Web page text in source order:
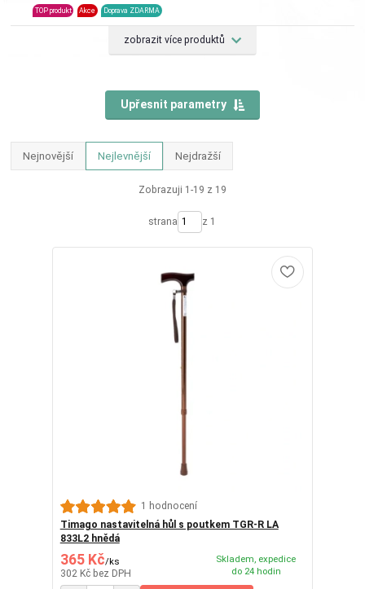
TOP produkt Akce Doprava ZDARMA
zobrazit více produktů
Upřesnit parametry
Nejnovější Nejlevnější Nejdražší
Zobrazuji 1-19 z 19
strana z 1
1 hodnocení
Timago nastavitelná hůl s poutkem TGR-R LA
833L2 hnědá
365 Kč/ks
302 Kč bez DPH
Skladem, expedice
do 24 hodin